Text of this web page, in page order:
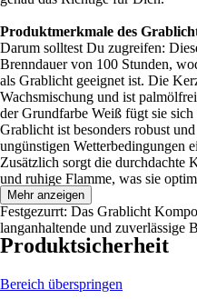
Produktmerkmale des
Darum solltest Du zugreifen:
Brenndauer von 100 Stunden,
als Grablicht geeignet ist. Die
Wachsmischung und ist
der Grundfarbe Weiß fügt sie
Grablicht ist besonders robust
ungünstigen Wetterbedingungen
Zusätzlich sorgt die durchdachte
und ruhige Flamme, was sie
Festgezurrt: Das Grablicht
langanhaltende und zuverlässige
Mehr anzeigen
Produktsicherheit
Bereich überspringen